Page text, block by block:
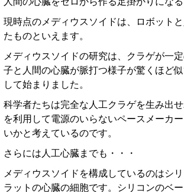
現時点のメディウスソイドは、ロボット
たものといえます。
メディウスソイドの研究は、クラゲが一
子と人間の心臓が脈打つ様子が驚くほど
して始まりました。
科学者たちは完全な人工クラゲを生み出
を利用して電源のいらないペースメーカ
いかと考えているのです。
さらには人工心臓までも・・・
メディウスソイドを構成しているのはシ
ラットの心臓の細胞です。シリコンのベー